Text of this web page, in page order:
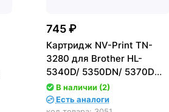
745 ₽
Картридж NV-Print TN-
3280 для Brother HL-
5340D/ 5350DN/ 5370DW/
5380DN (8000стр.)
В наличии (2)
Есть аналоги